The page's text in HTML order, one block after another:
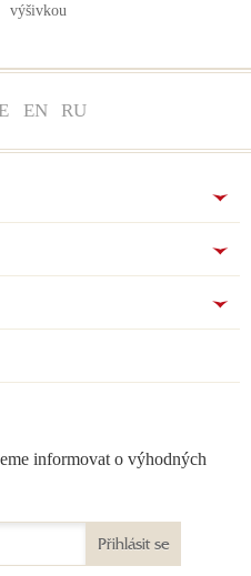
výšivkou
EN RU
informovat o výhodných
Přihlásit se